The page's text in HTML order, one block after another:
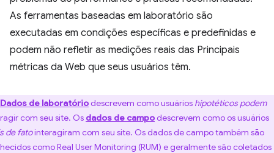
As ferramentas baseadas em laboratório são
executadas em condições específicas e predefinidas e
podem não refletir as medições reais das Principais
métricas da Web que seus usuários têm.
Dados de laboratóriodescrevem como usuários hipotéticos podem
com seu site. Os dados de campodescrevem como os usuários
de fatointeragiram com seu site. Os dados de campo também são
como Real User Monitoring (RUM) e geralmente são coletados